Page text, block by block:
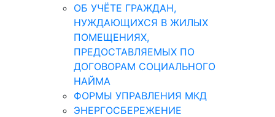
ОБ УЧЁТЕ ГРАЖДАН,
НУЖДАЮЩИХСЯ В ЖИЛЫХ
ПОМЕЩЕНИЯХ,
ПРЕДОСТАВЛЯЕМЫХ ПО
ДОГОВОРАМ СОЦИАЛЬНОГО
НАЙМА
ФОРМЫ УПРАВЛЕНИЯ МКД
ЭНЕРГОСБЕРЕЖЕНИЕ